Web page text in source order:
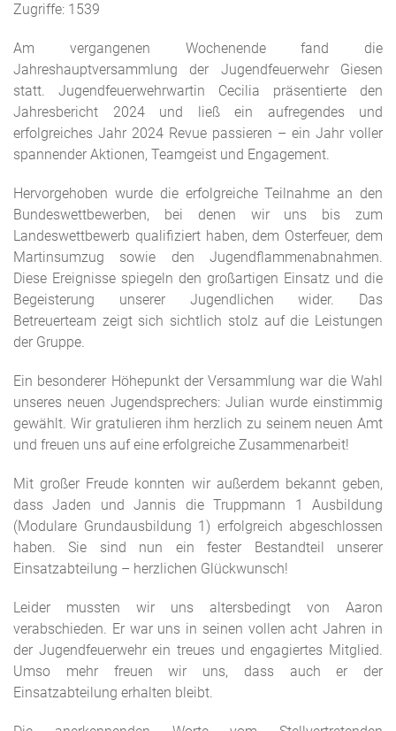
Zugriffe: 1539
Am vergangenen Wochenende fand die
Jahreshauptversammlung der Jugendfeuerwehr Giesen
statt. Jugendfeuerwehrwartin Cecilia präsentierte den
Jahresbericht 2024 und ließ ein aufregendes und
erfolgreiches Jahr 2024 Revue passieren – ein Jahr voller
spannender Aktionen, Teamgeist und Engagement.
Hervorgehoben wurde die erfolgreiche Teilnahme an den
Bundeswettbewerben, bei denen wir uns bis zum
Landeswettbewerb qualifiziert haben, dem Osterfeuer, dem
Martinsumzug sowie den Jugendflammenabnahmen.
Diese Ereignisse spiegeln den großartigen Einsatz und die
Begeisterung unserer Jugendlichen wider. Das
Betreuerteam zeigt sich sichtlich stolz auf die Leistungen
der Gruppe.
Ein besonderer Höhepunkt der Versammlung war die Wahl
unseres neuen Jugendsprechers: Julian wurde einstimmig
gewählt. Wir gratulieren ihm herzlich zu seinem neuen Amt
und freuen uns auf eine erfolgreiche Zusammenarbeit!
Mit großer Freude konnten wir außerdem bekannt geben,
dass Jaden und Jannis die Truppmann 1 Ausbildung
(Modulare Grundausbildung 1) erfolgreich abgeschlossen
haben. Sie sind nun ein fester Bestandteil unserer
Einsatzabteilung – herzlichen Glückwunsch!
Leider mussten wir uns altersbedingt von Aaron
verabschieden. Er war uns in seinen vollen acht Jahren in
der Jugendfeuerwehr ein treues und engagiertes Mitglied.
Umso mehr freuen wir uns, dass auch er der
Einsatzabteilung erhalten bleibt.